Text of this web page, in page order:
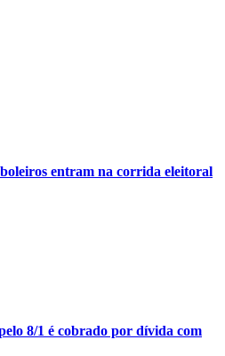
entram na corrida eleitoral
8/1 é cobrado por dívida com